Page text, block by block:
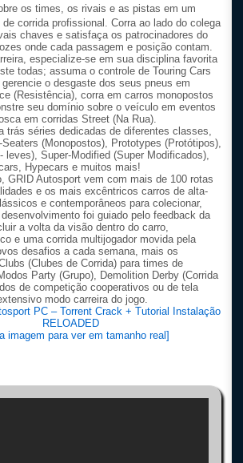
os times, os rivais e as pistas em um
corrida profissional. Corra ao lado do colega
chaves e satisfaça os patrocinadores do
onde cada passagem e posição contam.
especialize-se em sua disciplina favorita
todas; assuma o controle de Touring Cars
o desgaste dos seus pneus em
(Resistência), corra em carros monopostos
seu domínio sobre o veículo em eventos
em corridas Street (Na Rua).
trás séries dedicadas de diferentes classes,
(Monopostos), Prototypes (Protótipos),
leves), Super-Modified (Super Modificados),
Hypecars e muitos mais!
GRID Autosport vem com mais de 100 rotas
e os mais excêntricos carros de alta-
e contemporâneos para colecionar,
foi guiado pelo feedback da
a volta da visão dentro do carro,
e uma corrida multijogador movida pela
desafios a cada semana, mais os
(Clubes de Corrida) para times de
Party (Grupo), Demolition Derby (Corrida
de competição cooperativos ou de tela
modo carreira do jogo.
imagem para ver em tamanho real]